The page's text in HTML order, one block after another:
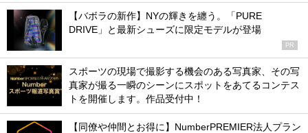
【バボラの新作】NYの輝きを纏う。「PURE
DRIVE」と最新シューズに限定モデルが登場
PR
スポーツの現場で撮影する機会のある写真家、その写
真家が撮る一瞬のシーンにスポットをあてるコンテス
トを開催します。作品受付中！
【同僚や仲間とお得に】NumberPREMIER法人プラン